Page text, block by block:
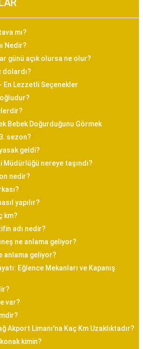
mı?
Nedir?
günü açık olursa ne olur?
dolardı?
En Lezzetli Seçenekler
Bebek Doğurduğunu Görmek
sezon?
geldi?
Müdürlüğü nereye taşındı?
nedir?
yapılır?
km?
adı nedir?
ne anlama geliyor?
anlama geliyor?
Eğlence Mekanları ve Kapanış
var?
Akport Limanı'na Kaç Km Uzaklıktadır?
kimin?